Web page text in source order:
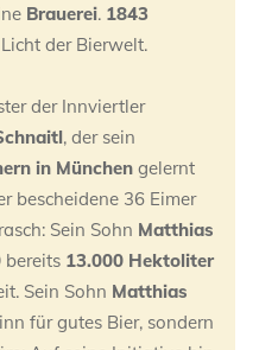
Brauerei. 1843
der Bierwelt.
der Innviertler
, der sein
in München gelernt
bescheidene 36 Eimer
Sein Sohn Matthias
bereits 13.000 Hektoliter
Sein Sohn Matthias
für gutes Bier, sondern